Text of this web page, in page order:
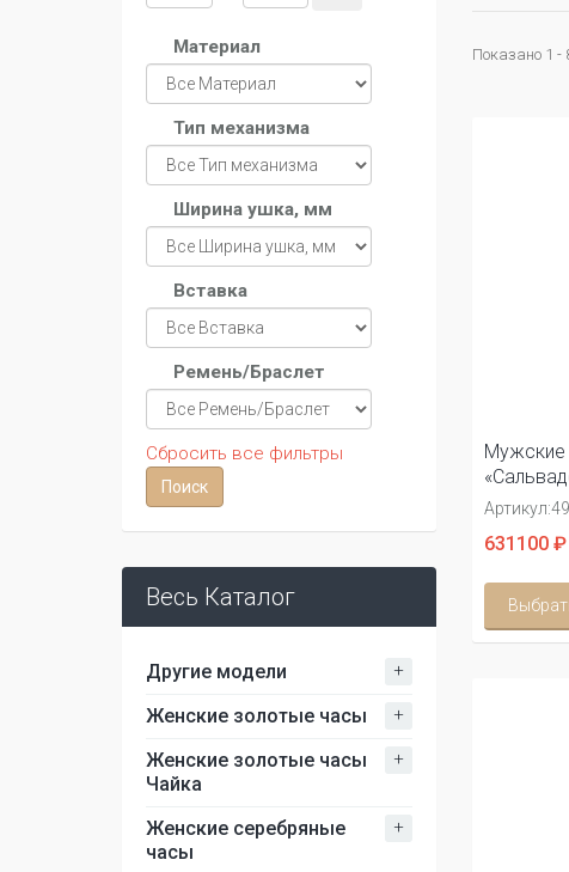
Материал
Тип механизма
Ширина ушка, мм
Вставка
Ремень/Браслет
Сбросить все фильтры
Весь Каталог
Другие модели +
Женские золотые часы +
Женские золотые часы
Чайка
+
Женские серебряные
часы
+
Показано 1 -
Мужские
Артикул:
631100 ₽